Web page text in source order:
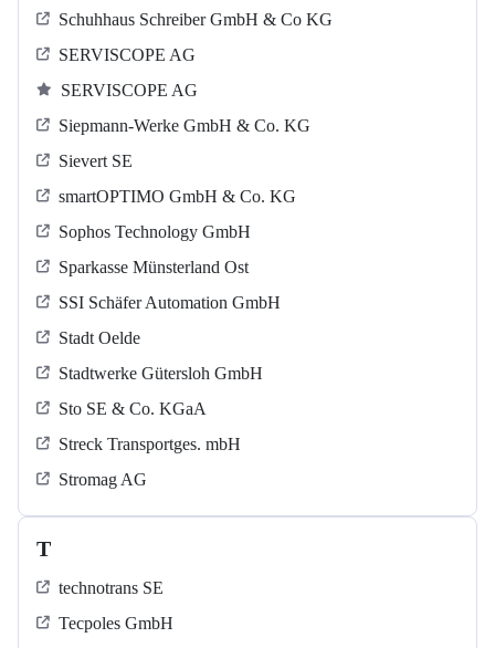
Schuhhaus Schreiber GmbH & Co KG
SERVISCOPE AG
SERVISCOPE AG
Siepmann-Werke GmbH & Co. KG
Sievert SE
smartOPTIMO GmbH & Co. KG
Sophos Technology GmbH
Sparkasse Münsterland Ost
SSI Schäfer Automation GmbH
Stadt Oelde
Stadtwerke Gütersloh GmbH
Sto SE & Co. KGaA
Streck Transportges. mbH
Stromag AG
T
technotrans SE
Tecpoles GmbH